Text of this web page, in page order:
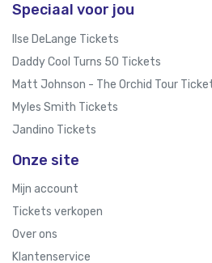
Speciaal voor jou
Ilse DeLange Tickets
Daddy Cool Turns 50 Tickets
Matt Johnson - The Orchid Tour
Myles Smith Tickets
Jandino Tickets
Onze site
Mijn account
Tickets verkopen
Over ons
Klantenservice